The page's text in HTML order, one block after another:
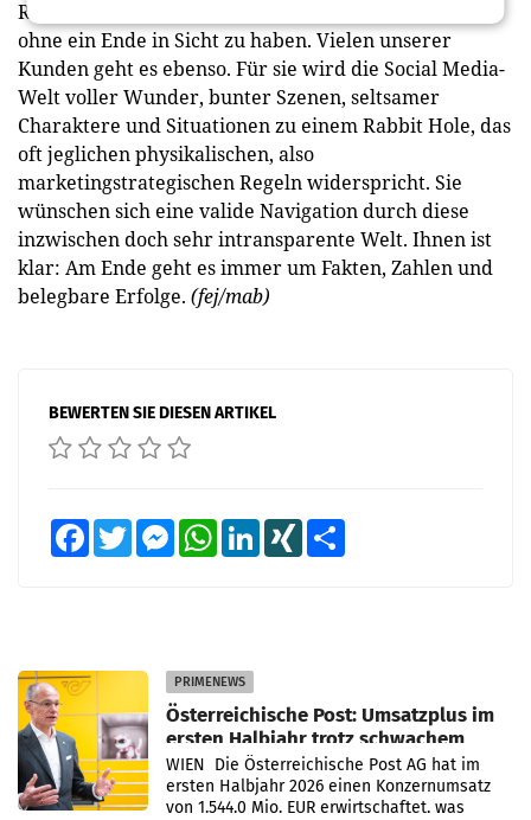
Regeln jagt sie von einem Abenteuer zum nächsten,
ohne ein Ende in Sicht zu haben. Vielen unserer
Kunden geht es ebenso. Für sie wird die Social Media-
Welt voller Wunder, bunter Szenen, seltsamer
Charaktere und Situationen zu einem Rabbit Hole, das
oft jeglichen physikalischen, also
marketingstrategischen Regeln widerspricht. Sie
wünschen sich eine valide Navigation durch diese
inzwischen doch sehr intransparente Welt. Ihnen ist
klar: Am Ende geht es immer um Fakten, Zahlen und
belegbare Erfolge. (fej/mab)
BEWERTEN SIE DIESEN ARTIKEL
FacebookTwitter MessengerWhatsAppLinkedInXING
PRIMENEWS
Österreichische Post: Umsatzplus im
ersten Halbjahr trotz schwachem
Briefgeschäft
WIEN Die Österreichische Post AG hat im
ersten Halbjahr 2026 einen Konzernumsatz
von 1.544,0 Mio. EUR erwirtschaftet, was